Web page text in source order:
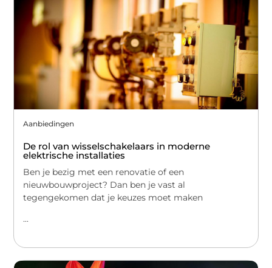
Aanbiedingen
De rol van wisselschakelaars in moderne
elektrische installaties
Ben je bezig met een renovatie of een
nieuwbouwproject? Dan ben je vast al
tegengekomen dat je keuzes moet maken
...